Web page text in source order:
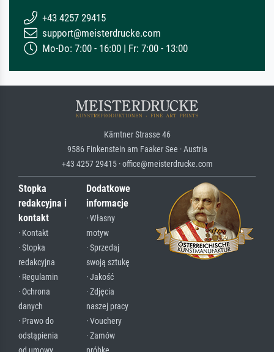
+43 4257 29415
support@meisterdrucke.com
Mo-Do: 7:00 - 16:00 | Fr: 7:00 - 13:00
Kärntner Strasse 46
9586 Finkenstein am Faaker See · Austria
+43 4257 29415 · office@meisterdrucke.com
Stopka
redakcyjna i
kontakt
· Kontakt
· Stopka
redakcyjna
· Regulamin
· Ochrona
danych
· Prawo do
odstąpienia
Dodatkowe
informacje
· Własny
motyw
· Sprzedaj
swoją sztukę
· Jakość
· Zdjęcia
naszej pracy
· Vouchery
· Zamów